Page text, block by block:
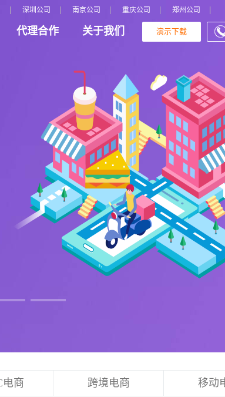
深圳公司 南京公司 重庆公司 郑州公司
代理合作 关于我们 演示下载
电商 跨境电商 移动